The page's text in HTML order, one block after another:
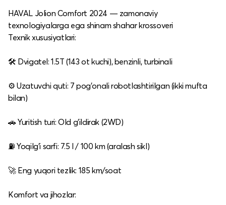
HAVAL Jolion Comfort 2024 — zamonaviy
texnologiyalarga ega shinam shahar krossoveri
Texnik xususiyatlari:
🛠 Dvigatel: 1.5T (143 ot kuchi), benzinli, turbinali
⚙️ Uzatuvchi quti: 7 pog'onali robotlashtirilgan (ikki mufta
bilan)
🚗 Yuritish turi: Old g'ildirak (2WD)
⛽ Yoqilg'i sarfi: 7.5 l / 100 km (aralash sikl)
🚀 Eng yuqori tezlik: 185 km/soat
Komfort va jihozlar: